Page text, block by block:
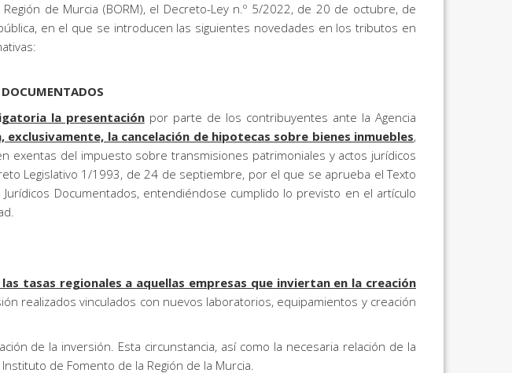
de Murcia (BORM), el Decreto-Ley n.º 5/2022, de 20 de octubre, de
en el que se introducen las siguientes novedades en los tributos en
la presentaciónpor parte de los contribuyentes ante la Agencia
la cancelación de hipotecas sobre bienes inmuebles,
exentas del impuesto sobre transmisiones patrimoniales y actos jurídicos
Legislativo 1/1993, de 24 de septiembre, por el que se aprueba el Texto
Documentados, entendiéndose cumplido lo previsto en el artículo
tasas regionales a aquellas empresas que inviertan en la creación
realizados vinculados con nuevos laboratorios, equipamientos y creación
de la inversión. Esta circunstancia, así como la necesaria relación de la
de Fomento de la Región de la Murcia.